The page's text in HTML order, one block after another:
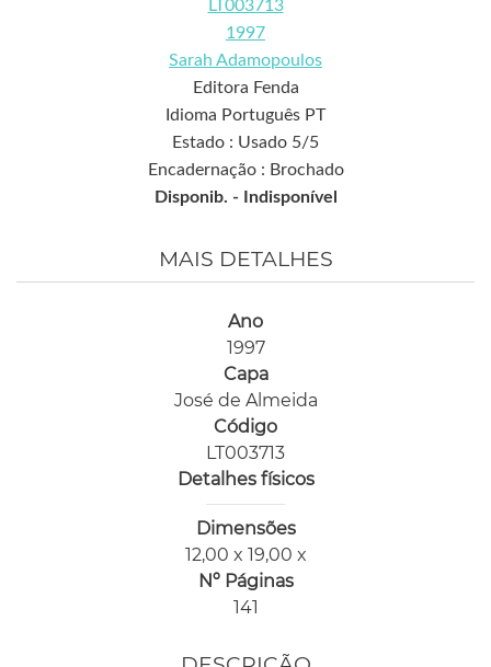
LT003713
1997
Sarah Adamopoulos
Editora Fenda
Idioma Português PT
Estado : Usado 5/5
Encadernação : Brochado
Disponib. -
Indisponível
MAIS DETALHES
Ano
1997
Capa
José de Almeida
Código
LT003713
Detalhes físicos
Dimensões
12,00 x 19,00 x
Nº Páginas
141